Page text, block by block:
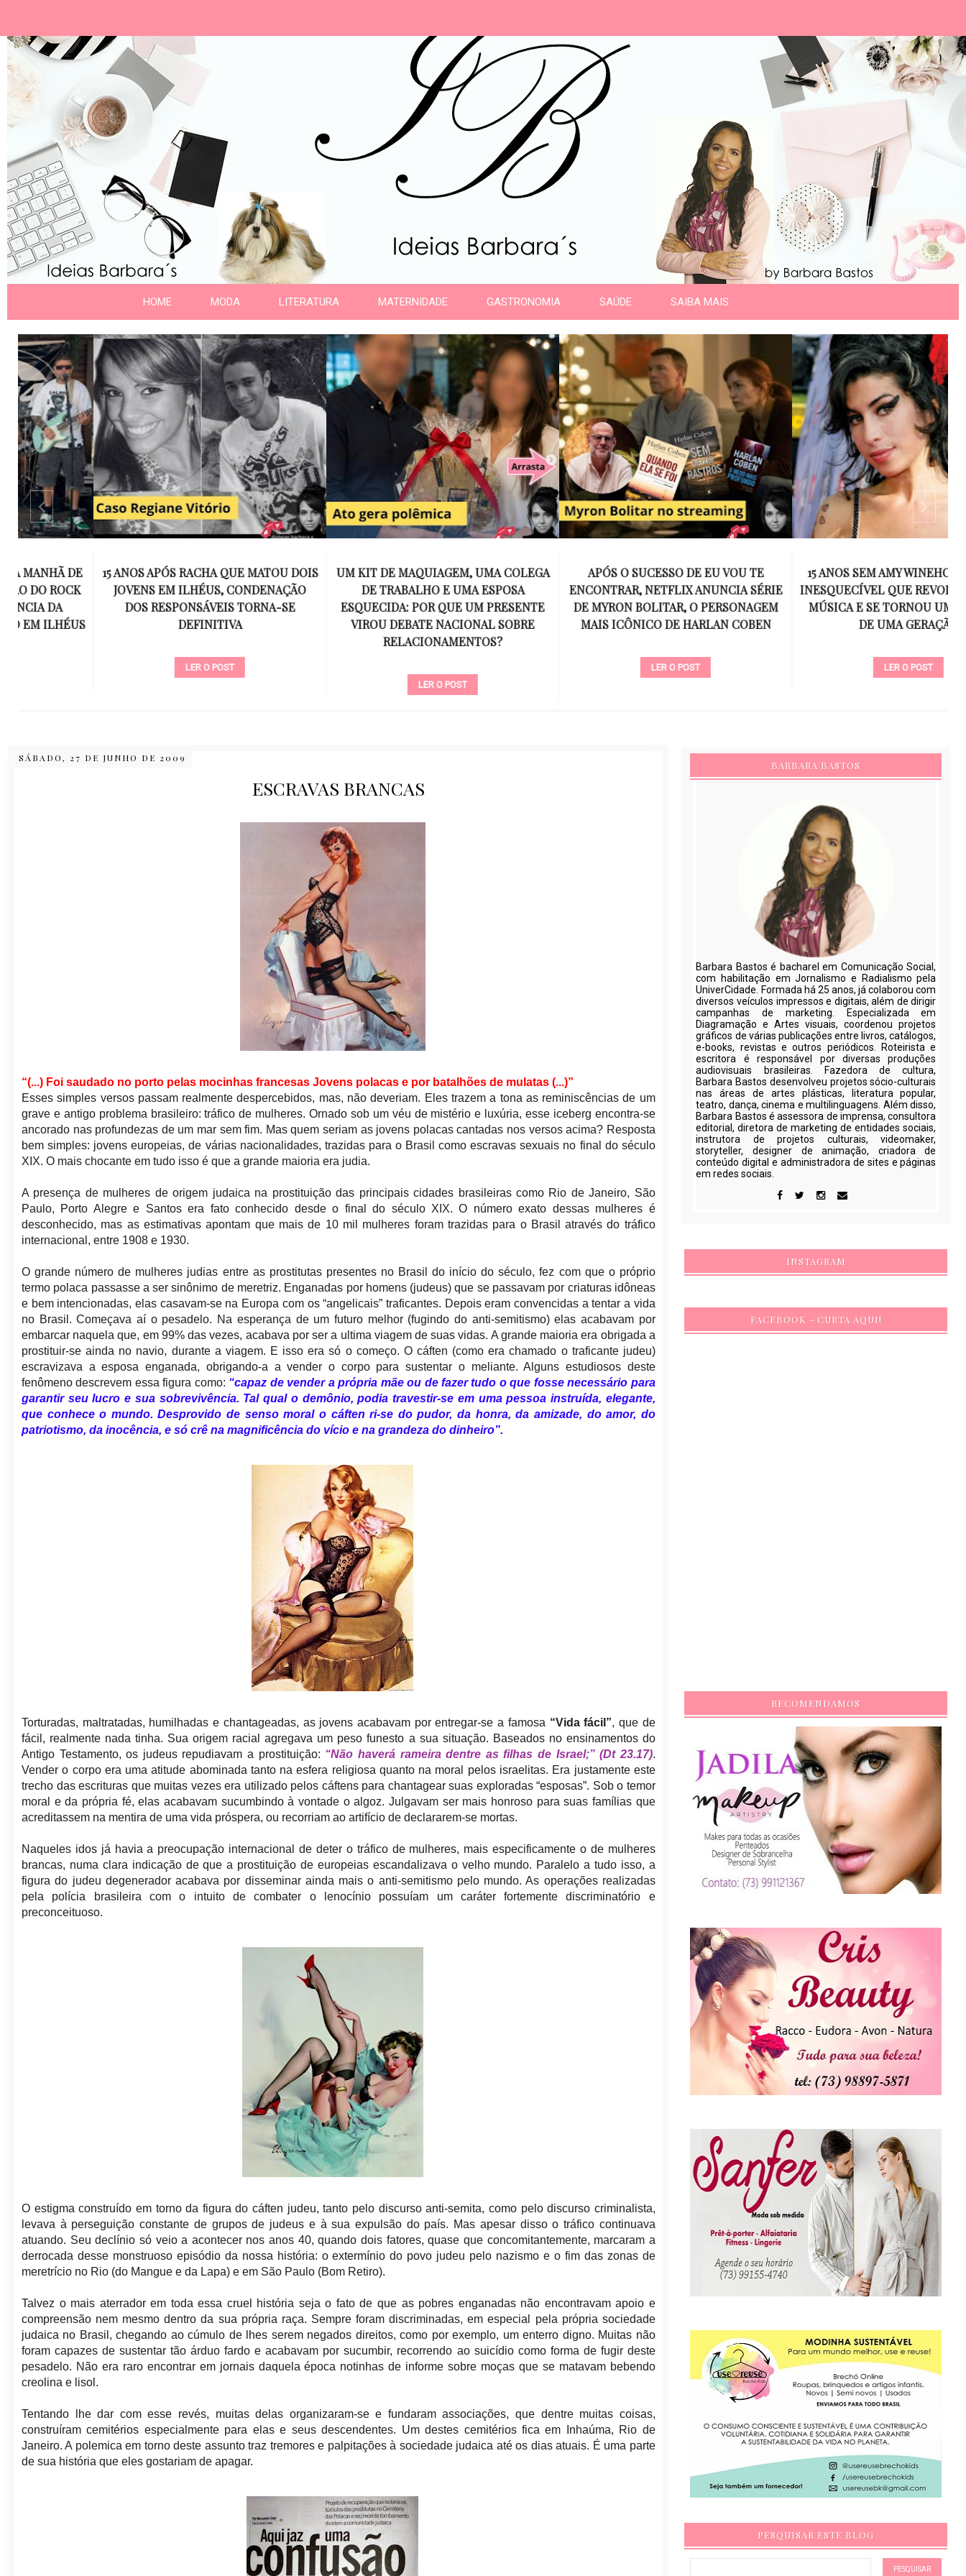
HOME MODA LITERATURA MATERNIDADE GASTRONOMIA SAÚDE SAIBA MAIS
15 ANOS APÓS RACHA QUE MATOU DOIS
JOVENS EM ILHÉUS, CONDENAÇÃO
DOS RESPONSÁVEIS TORNA-SE
UM KIT DE MAQUIAGEM, UMA COLEGA
DE TRABALHO E UMA ESPOSA
ESQUECIDA: POR QUE UM PRESENTE
VIROU DEBATE NACIONAL SOBRE
RELACIONAMENTOS?
APÓS O SUCESSO DE EU VOU TE
ENCONTRAR, NETFLIX ANUNCIA SÉRIE
DE MYRON BOLITAR, O PERSONAGEM
MAIS ICÔNICO DE HARLAN COBEN
15 ANOS SEM AMY WINEHOUSE: A VOZ
INESQUECÍVEL QUE REVOLUCIONOU A
MÚSICA E SE TORNOU UM SÍMBOLO
DE UMA GERAÇÃO
SÁBADO, 27 DE JUNHO DE 2009
ESCRAVAS BRANCAS
“(...) Foi saudado no porto pelas mocinhas francesas Jovens polacas e por batalhões de mulatas (...)”
Esses simples versos passam realmente despercebidos, mas, não deveriam. Eles trazem a tona as reminiscências de um
grave e antigo problema brasileiro: tráfico de mulheres. Ornado sob um véu de mistério e luxúria, esse iceberg encontra-se
ancorado nas profundezas de um mar sem fim. Mas quem seriam as jovens polacas cantadas nos versos acima? Resposta
bem simples: jovens europeias, de várias nacionalidades, trazidas para o Brasil como escravas sexuais no final do século
XIX. O mais chocante em tudo isso é que a grande maioria era judia.
A presença de mulheres de origem judaica na prostituição das principais cidades brasileiras como Rio de Janeiro, São
Paulo, Porto Alegre e Santos era fato conhecido desde o final do século XIX. O número exato dessas mulheres é
desconhecido, mas as estimativas apontam que mais de 10 mil mulheres foram trazidas para o Brasil através do tráfico
internacional, entre 1908 e 1930.
O grande número de mulheres judias entre as prostitutas presentes no Brasil do início do século, fez com que o próprio
termo polaca passasse a ser sinônimo de meretriz. Enganadas por homens (judeus) que se passavam por criaturas idôneas
e bem intencionadas, elas casavam-se na Europa com os “angelicais” traficantes. Depois eram convencidas a tentar a vida
no Brasil. Começava aí o pesadelo. Na esperança de um futuro melhor (fugindo do anti-semitismo) elas acabavam por
embarcar naquela que, em 99% das vezes, acabava por ser a ultima viagem de suas vidas. A grande maioria era obrigada a
prostituir-se ainda no navio, durante a viagem. E isso era só o começo. O cáften (como era chamado o traficante judeu)
escravizava a esposa enganada, obrigando-a a vender o corpo para sustentar o meliante. Alguns estudiosos deste
fenômeno descrevem essa figura como: “capaz de vender a própria mãe ou de fazer tudo o que fosse necessário para
garantir seu lucro e sua sobrevivência. Tal qual o demônio, podia travestir-se em uma pessoa instruída, elegante,
que conhece o mundo. Desprovido de senso moral o cáften ri-se do pudor, da honra, da amizade, do amor, do
patriotismo, da inocência, e só crê na magnificência do vício e na grandeza do dinheiro”.
Torturadas, maltratadas, humilhadas e chantageadas, as jovens acabavam por entregar-se a famosa “Vida fácil”, que de
fácil, realmente nada tinha. Sua origem racial agregava um peso funesto a sua situação. Baseados no ensinamentos do
Antigo Testamento, os judeus repudiavam a prostituição: “Não haverá rameira dentre as filhas de Israel;” (Dt 23.17).
Vender o corpo era uma atitude abominada tanto na esfera religiosa quanto na moral pelos israelitas. Era justamente este
trecho das escrituras que muitas vezes era utilizado pelos cáftens para chantagear suas exploradas “esposas”. Sob o temor
moral e da própria fé, elas acabavam sucumbindo à vontade o algoz. Julgavam ser mais honroso para suas famílias que
acreditassem na mentira de uma vida próspera, ou recorriam ao artifício de declararem-se mortas.
Naqueles idos já havia a preocupação internacional de deter o tráfico de mulheres, mais especificamente o de mulheres
brancas, numa clara indicação de que a prostituição de europeias escandalizava o velho mundo. Paralelo a tudo isso, a
figura do judeu degenerador acabava por disseminar ainda mais o anti-semitismo pelo mundo. As operações realizadas
pela polícia brasileira com o intuito de combater o lenocínio possuíam um caráter fortemente discriminatório e
preconceituoso.
O estigma construído em torno da figura do cáften judeu, tanto pelo discurso anti-semita, como pelo discurso criminalista,
levava à perseguição constante de grupos de judeus e à sua expulsão do país. Mas apesar disso o tráfico continuava
atuando. Seu declínio só veio a acontecer nos anos 40, quando dois fatores, quase que concomitantemente, marcaram a
derrocada desse monstruoso episódio da nossa história: o extermínio do povo judeu pelo nazismo e o fim das zonas de
meretrício no Rio (do Mangue e da Lapa) e em São Paulo (Bom Retiro).
Talvez o mais aterrador em toda essa cruel história seja o fato de que as pobres enganadas não encontravam apoio e
compreensão nem mesmo dentro da sua própria raça. Sempre foram discriminadas, em especial pela própria sociedade
judaica no Brasil, chegando ao cúmulo de lhes serem negados direitos, como por exemplo, um enterro digno. Muitas não
foram capazes de sustentar tão árduo fardo e acabavam por sucumbir, recorrendo ao suicídio como forma de fugir deste
pesadelo. Não era raro encontrar em jornais daquela época notinhas de informe sobre moças que se matavam bebendo
creolina e lisol.
Tentando lhe dar com esse revés, muitas delas organizaram-se e fundaram associações, que dentre muitas coisas,
construíram cemitérios especialmente para elas e seus descendentes. Um destes cemitérios fica em Inhaúma, Rio de
Janeiro. A polemica em torno deste assunto traz tremores e palpitações à sociedade judaica até os dias atuais. É uma parte
de sua história que eles gostariam de apagar.
BARBARA BASTOS
Barbara Bastos é bacharel em Comunicação Social,
com habilitação em Jornalismo e Radialismo pela
UniverCidade. Formada há 25 anos, já colaborou com
diversos veículos impressos e digitais, além de dirigir
campanhas de marketing. Especializada em
Diagramação e Artes visuais, coordenou projetos
gráficos de várias publicações entre livros, catálogos,
e-books, revistas e outros periódicos. Roteirista e
escritora é responsável por diversas produções
audiovisuais brasileiras. Fazedora de cultura,
Barbara Bastos desenvolveu projetos sócio-culturais
nas áreas de artes plásticas, literatura popular,
teatro, dança, cinema e multilinguagens. Além disso,
Barbara Bastos é assessora de imprensa, consultora
editorial, diretora de marketing de entidades sociais,
instrutora de projetos culturais, videomaker,
storyteller, designer de animação, criadora de
conteúdo digital e administradora de sites e páginas
em redes sociais.
INSTAGRAM
FACEBOOK - CURTA AQUI!
RECOMENDAMOS
PESQUISAR ESTE BLOG